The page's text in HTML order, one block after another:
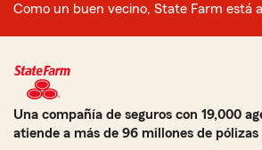
Como un buen vecino, State Farm está
Una compañía de seguros con 19,000
atiende a más de 96 millones de